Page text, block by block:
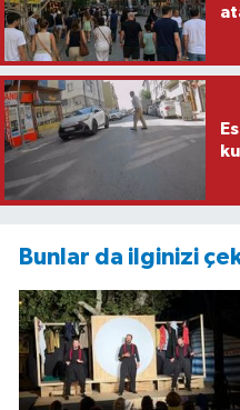
Bunlar da ilginizi